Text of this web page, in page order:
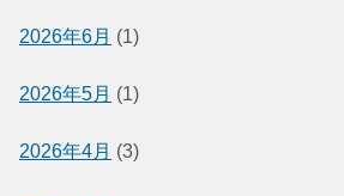
2026年6月 (1)
2026年5月 (1)
2026年4月 (3)